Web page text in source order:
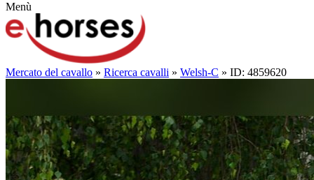
Menù
Mercato del cavallo » Ricerca cavalli » Welsh-C » ID: 4859620